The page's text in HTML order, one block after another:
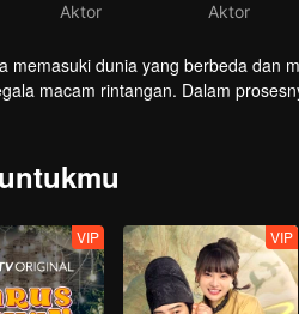
Aktor
Aktor
memasuki dunia yang berbeda dan
macam rintangan. Dalam
VIP VIP